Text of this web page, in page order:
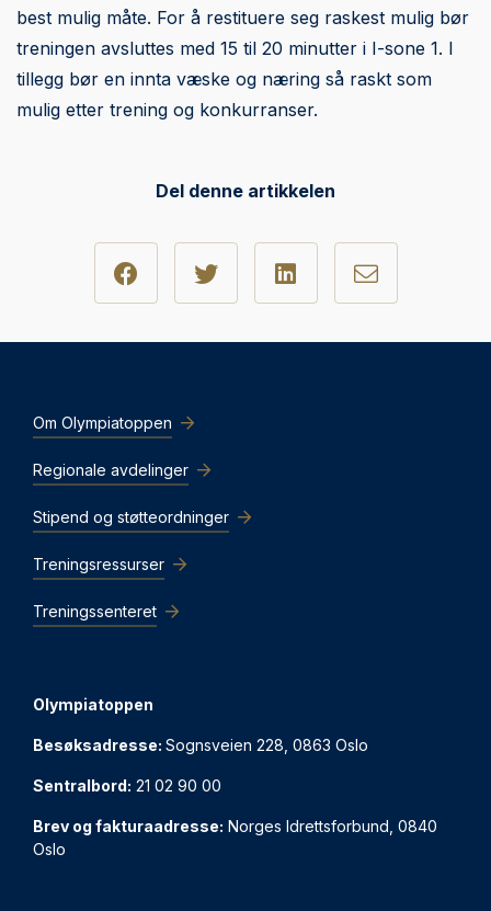
best mulig måte. For å restituere seg raskest mulig bør
treningen avsluttes med 15 til 20 minutter i I-sone 1. I
tillegg bør en innta væske og næring så raskt som
mulig etter trening og konkurranser.
Del denne artikkelen
Om Olympiatoppen
Regionale avdelinger
Stipend og støtteordninger
Treningsressurser
Treningssenteret
Olympiatoppen
Besøksadresse: Sognsveien 228, 0863 Oslo
Sentralbord: 21 02 90 00
Brev og fakturaadresse: Norges Idrettsforbund, 0840
Oslo